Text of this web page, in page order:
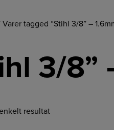
Varer tagged “Stihl 3/8” –
3/8”
resultat